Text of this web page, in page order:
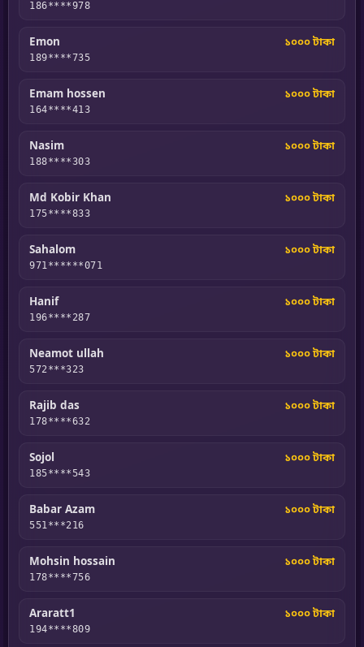
Emon
189****735
১০০০ টাকা
Emam hossen
164****413
১০০০ টাকা
Nasim
188****303
১০০০ টাকা
Md Kobir Khan
175****833
১০০০ টাকা
Sahalom
971******071
১০০০ টাকা
Hanif
196****287
১০০০ টাকা
Neamot ullah
572***323
১০০০ টাকা
Rajib das
178****632
১০০০ টাকা
Sojol
185****543
১০০০ টাকা
Babar Azam
551***216
১০০০ টাকা
Mohsin hossain
178****756
১০০০ টাকা
Araratt1
194****809
১০০০ টাকা